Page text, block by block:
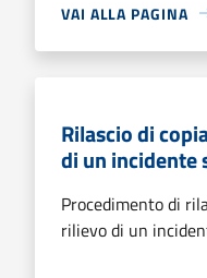
VAI ALLA PAGINA
Rilascio di
di un incidente
Procedimento di
rilievo di un